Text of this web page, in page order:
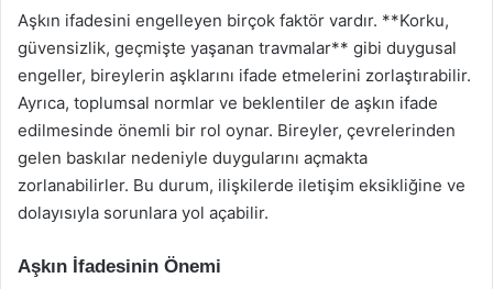
Aşkın ifadesini engelleyen birçok faktör vardır. **Korku,
güvensizlik, geçmişte yaşanan travmalar** gibi duygusal
engeller, bireylerin aşklarını ifade etmelerini zorlaştırabilir.
Ayrıca, toplumsal normlar ve beklentiler de aşkın ifade
edilmesinde önemli bir rol oynar. Bireyler, çevrelerinden
gelen baskılar nedeniyle duygularını açmakta
zorlanabilirler. Bu durum, ilişkilerde iletişim eksikliğine ve
dolayısıyla sorunlara yol açabilir.
Aşkın İfadesinin Önemi